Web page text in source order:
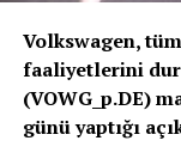
Volkswagen,
faaliyetlerini
(VOWG_p.DE)
günü yaptığı